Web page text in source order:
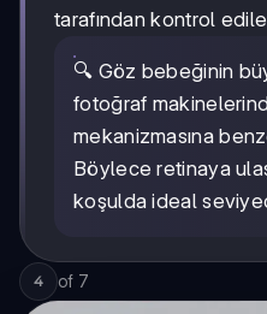
tarafından kontrol
🔍 Göz bebeğinin
fotoğraf
mekanizmasına
Böylece retinaya
koşulda ideal
4 of 7